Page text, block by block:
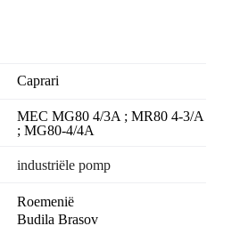
Caprari
MEC MG80 4/3A ; MR80 4-3/A
; MG80-4/4A
industriële pomp
Roemenië
Budila Brasov